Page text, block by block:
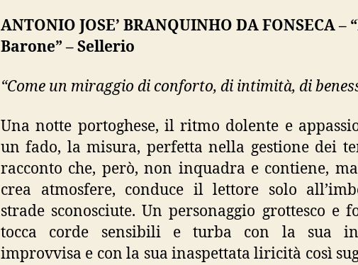
ANTONIO JOSE’ BRANQUINHO DA FONSECA –
Barone” – Sellerio
“Come un miraggio di conforto, di intimità, di
Una notte portoghese, il ritmo dolente e
un fado, la misura, perfetta nella gestione dei
racconto che, però, non inquadra e contiene,
crea atmosfere, conduce il lettore solo
strade sconosciute. Un personaggio grottesco e
tocca corde sensibili e turba con la sua
improvvisa e con la sua inaspettata liricità così